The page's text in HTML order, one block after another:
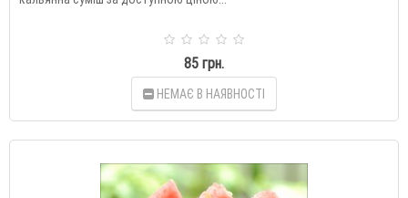
85 грн.
НЕМАЄ В НАЯВНОСТІ